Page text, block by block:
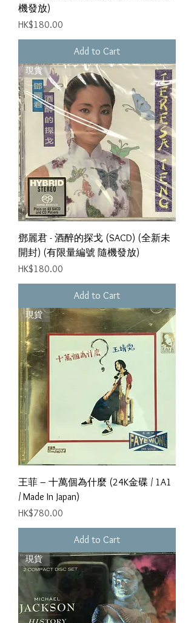
機發放)
Price
HK$180.00
Add to Cart
現貨
鄧麗君 - 酒醉的探戈 (SACD) (全新未
開封) (有限量編號 隨機發放)
Price
HK$180.00
Add to Cart
現貨
王菲 ‎– 十萬個為什麼 (24K金碟 / 1A1
/ Made In Japan)
Price
HK$780.00
Add to Cart
現貨